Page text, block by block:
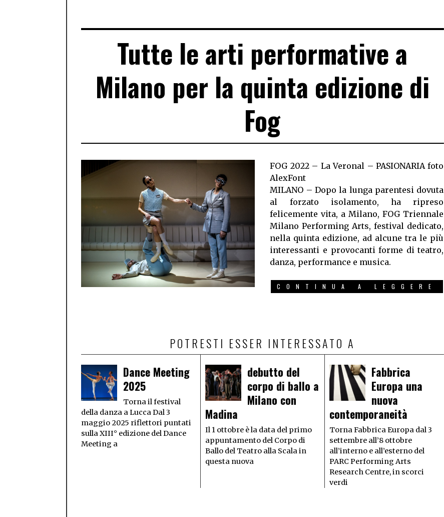
Tutte le arti performative a
Milano per la quinta edizione di
Fog
FOG 2022 – La Veronal – PASIONARIA foto
AlexFont
MILANO – Dopo la lunga parentesi dovuta
al forzato isolamento, ha ripreso
felicemente vita, a Milano, FOG Triennale
Milano Performing Arts, festival dedicato,
nella quinta edizione, ad alcune tra le più
interessanti e provocanti forme di teatro,
danza, performance e musica.
CONTINUA A LEGGERE
POTRESTI ESSER INTERESSATO A
Dance Meeting
2025
Torna il festival
della danza a Lucca Dal 3
maggio 2025 riflettori puntati
sulla XIII° edizione del Dance
Meeting a
debutto del
corpo di ballo a
Milano con
Madina
Il 1 ottobre è la data del primo
appuntamento del Corpo di
Ballo del Teatro alla Scala in
questa nuova
Fabbrica
Europa una
nuova
contemporaneità
Torna Fabbrica Europa dal 3
settembre all’8 ottobre
all’interno e all’esterno del
PARC Performing Arts
Research Centre, in scorci
verdi